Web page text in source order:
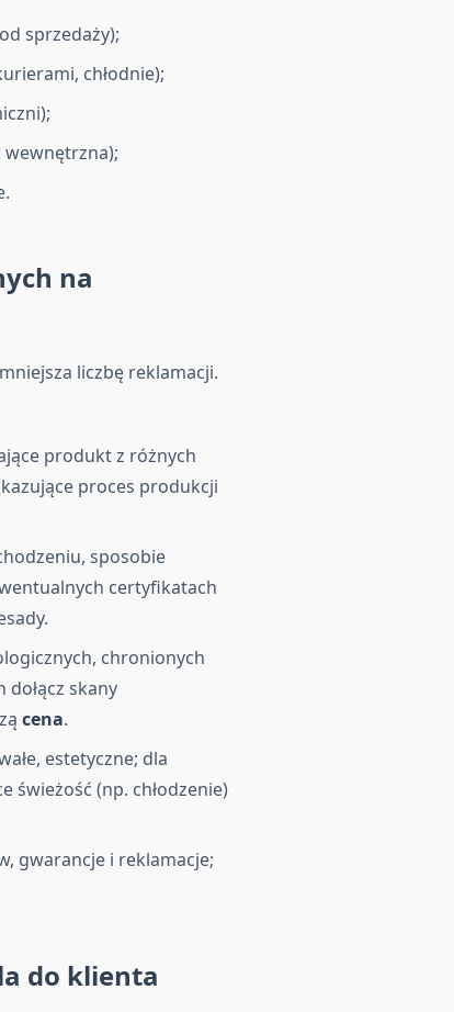
sprzedaży);
chłodnie);
na
liczbę reklamacji.
produkt z różnych
proces produkcji
sposobie
certyfikatach
chronionych
skany
cena.
estetyczne; dla
świeżość (np. chłodzenie)
gwarancje i reklamacje;
do klienta